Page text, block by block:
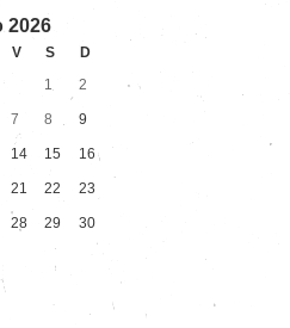
2026
V S
D
1
2
7 8 9
14 15 16
21 22 23
28 29 30